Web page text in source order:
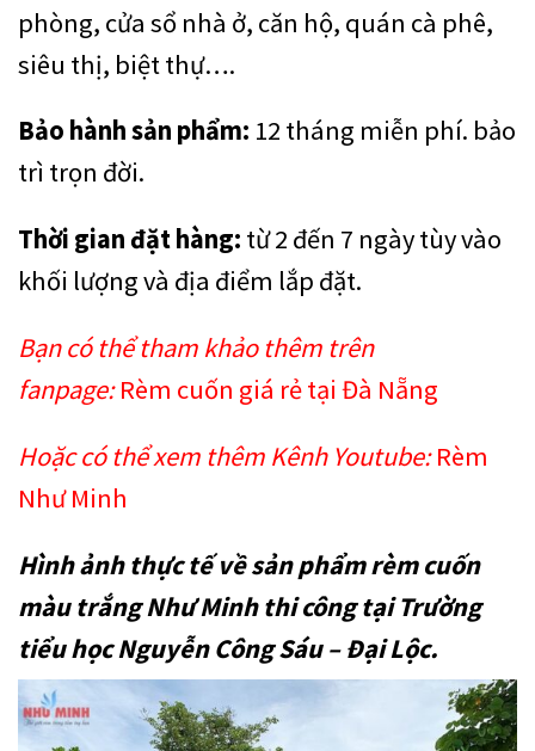
phòng, cửa sổ nhà ở, căn hộ, quán cà phê,
siêu thị, biệt thự….
Bảo hành sản phẩm: 12 tháng miễn phí. bảo
trì trọn đời.
Thời gian đặt hàng: từ 2 đến 7 ngày tùy vào
khối lượng và địa điểm lắp đặt.
Bạn có thể tham khảo thêm trên
fanpage: Rèm cuốn giá rẻ tại Đà Nẵng
Hoặc có thể xem thêm Kênh Youtube: Rèm
Như Minh
Hình ảnh thực tế về sản phẩm rèm cuốn
màu trắng Như Minh thi công tại Trường
tiểu học Nguyễn Công Sáu – Đại Lộc.